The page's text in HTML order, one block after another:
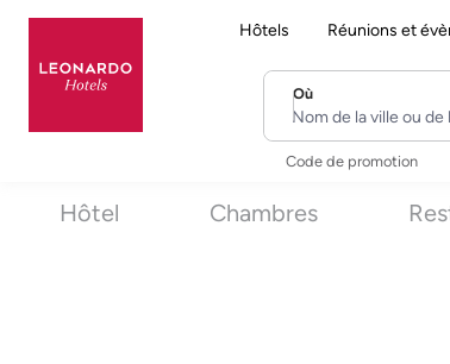
Hôtels Réunions et
Où
Nom de la ville ou
Code de promotion
Hôtel Chambres